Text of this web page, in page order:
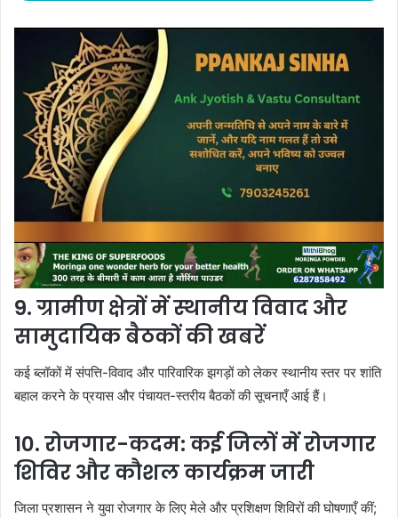
9. ग्रामीण क्षेत्रों में स्थानीय विवाद और
सामुदायिक बैठकों की खबरें
कई ब्लॉकों में संपत्ति-विवाद और पारिवारिक झगड़ों को लेकर स्थानीय स्तर पर शांति
बहाल करने के प्रयास और पंचायत-स्तरीय बैठकों की सूचनाएँ आई हैं।
10. रोजगार-कदम: कई जिलों में रोजगार
शिविर और कौशल कार्यक्रम जारी
जिला प्रशासन ने युवा रोजगार के लिए मेले और प्रशिक्षण शिविरों की घोषणाएँ कीं;